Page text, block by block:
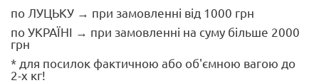
по ЛУЦЬКУ → при замовленні від 1000 грн
по УКРАЇНІ → при замовленні на суму більше 2000
грн
* для посилок фактичною або об'ємною вагою до
2-х кг!